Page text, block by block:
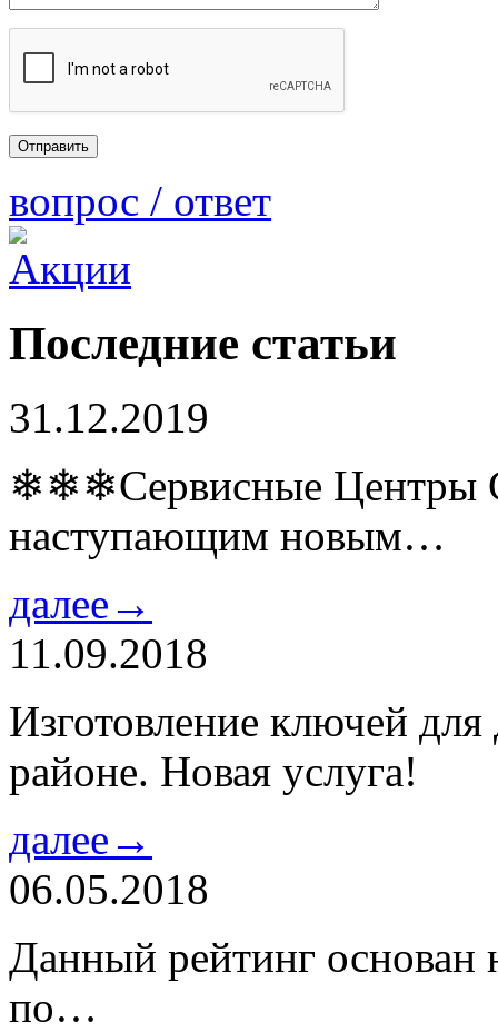
вопрос / ответ
Последние статьи
31.12.2019
❄❄❄Сервисные Центры
наступающим новым…
далее→
11.09.2018
Изготовление ключей
районе. Новая услуга!
далее→
06.05.2018
Данный рейтинг основан
по…